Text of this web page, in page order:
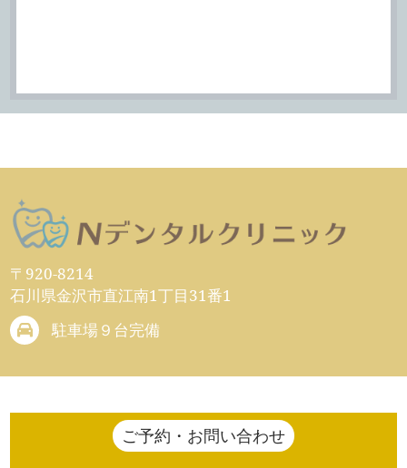
〒920-8214
石川県金沢市直江南1丁目31番1
駐車場９台完備
ご予約・お問い合わせ